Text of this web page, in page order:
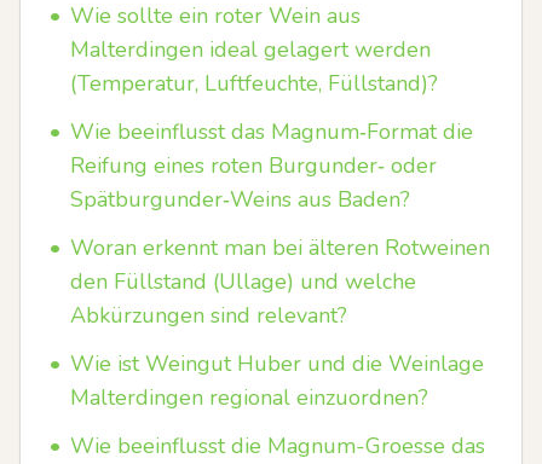
• Wie sollte ein roter Wein aus
Malterdingen ideal gelagert werden
(Temperatur, Luftfeuchte, Füllstand)?
• Wie beeinflusst das Magnum‑Format die
Reifung eines roten Burgunder‑ oder
Spätburgunder‑Weins aus Baden?
• Woran erkennt man bei älteren Rotweinen
den Füllstand (Ullage) und welche
Abkürzungen sind relevant?
• Wie ist Weingut Huber und die Weinlage
Malterdingen regional einzuordnen?
• Wie beeinflusst die Magnum-Groesse das